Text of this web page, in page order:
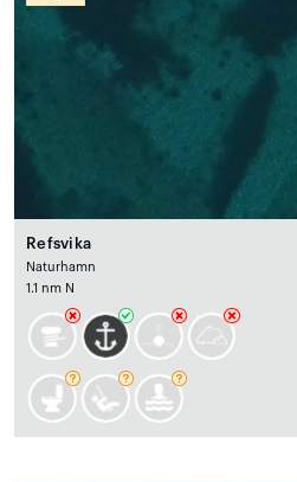
Refsvika
Naturhamn
1.1 nm N